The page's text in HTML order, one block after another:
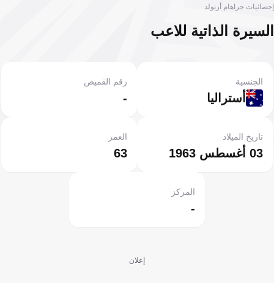
إحصائيات جراهام أرنولد
السيرة الذاتية للاعب
أستراليا
الجنسية
-
رقم القميص
03 أغسطس 1963
تاريخ الميلاد
63
العمر
-
المركز
إعلان